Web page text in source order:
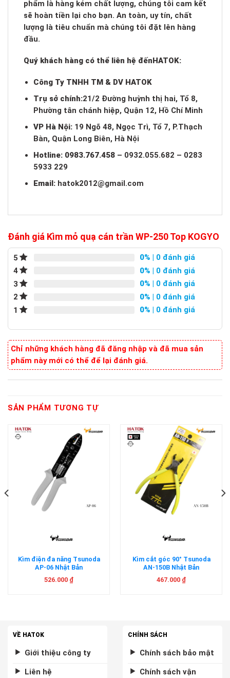
phẩm là hàng kém chất lượng, chúng tôi cam kết
sẽ hoàn tiền lại cho bạn. An toàn, uy tín, chất
lượng là tiêu chuẩn mà chúng tôi đặt lên hàng
đầu.
Quý khách hàng có thể liên hệ đếnHATOK:
Công Ty TNHH TM & DV HATOK
Trụ sở chính:21/2 Đường huỳnh thị hai, Tổ 8,
Phường tân chánh hiệp, Quận 12, Hồ Chí Minh
VP Hà Nội: 19 Ngõ 48, Ngọc Trì, Tổ 7, P.Thạch
Bàn, Quận Long Biên, Hà Nội
Hotline: 0983.767.458 – 0932.055.682 – 0283
5933 229
Email: hatok2012@gmail.com
Đánh giá Kìm mỏ quạ cán trần WP-250 Top KOGYO
5 0% | 0 đánh giá
4
0% | 0 đánh giá
3
0% | 0 đánh giá
2
0% | 0 đánh giá
1
0% | 0 đánh giá
Chỉ những khách hàng đã đăng nhập và đã mua sản
phẩm này mới có thể để lại đánh giá.
SẢN PHẨM TƯƠNG TỰ
Kìm điện đa năng Tsunoda
AP-06 Nhật Bản
526.000 ₫
Kìm cắt góc 90° Tsunoda
AN-150B Nhật Bản
467.000 ₫
VỀ HATOK
Giới thiệu công ty
Liên hệ
CHÍNH SÁCH
Chính sách bảo mật
Chính sách vận